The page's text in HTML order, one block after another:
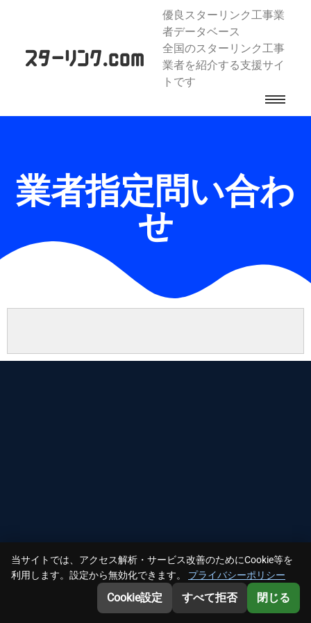
当サイトでは、アクセス解析・サービス改善のためにCookie等を
利用します。設定から無効化できます。
プライバシーポリシー
Cookie設定 すべて拒否 閉じる
優良スターリンク工事業
者データベース
全国のスターリンク工事
業者を紹介する支援サイ
トです
業者指定問い合わ
せ